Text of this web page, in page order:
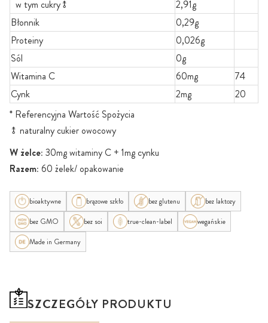
w tym cukry⥉
2,91g
Błonnik
0,29g
Proteiny
0,026g
Sól
0g
Witamina C
60mg
74
Cynk
2mg
20
* Referencyjna Wartość Spożycia
⥉ naturalny cukier owocowy
W żelce: 30mg witaminy C + 1mg cynku
Razem: 60 żelek/ opakowanie
bioaktywne brązowe szkło bez glutenu
bez laktozy
bez GMO
bez soi true-clean-label
wegańskie
Made in Germany
SZCZEGÓŁY PRODUKTU